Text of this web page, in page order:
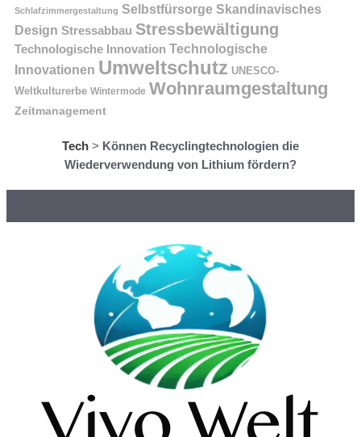
Schlafzimmergestaltung Selbstfürsorge Skandinavisches
Design Stressabbau Stressbewältigung
Technologische Innovation Technologische
Innovationen Umweltschutz UNESCO-
Weltkulturerbe Wintermode Wohnraumgestaltung
Zeitmanagement
Tech > Können Recyclingtechnologien die
Wiederverwendung von Lithium fördern?